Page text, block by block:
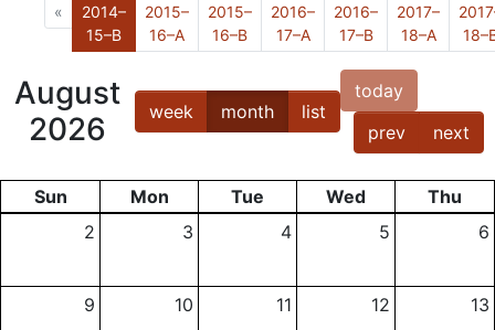
« Previous
2014–
15–B(Current)
2015–
16–A
2015–
16–B
2016–
17–A
2016–
17–B
2017–
18–A
August
2026
week month list
today
prev
next
Sun Mon Tue Wed
Thu
2
3 4 5 6
9 10 11 12 13